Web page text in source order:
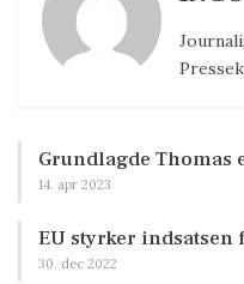
Grundlagde Thomas
14. apr 2023
EU styrker
30. dec 2022